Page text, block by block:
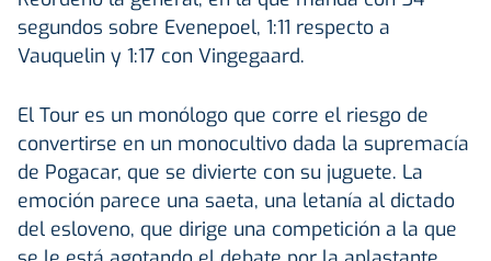
segundos sobre Evenepoel, 1:11 respecto a
Vauquelin y 1:17 con Vingegaard.
El Tour es un monólogo que corre el riesgo de
convertirse en un monocultivo dada la supremacía
de Pogacar, que se divierte con su juguete. La
emoción parece una saeta, una letanía al dictado
del esloveno, que dirige una competición a la que